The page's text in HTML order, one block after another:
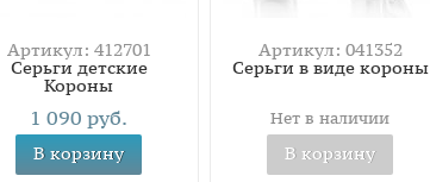
Артикул: 412701
Серьги детские
Короны
1 090 руб.
В корзину
Артикул: 041352
Серьги в виде короны
Нет в наличии
В корзину